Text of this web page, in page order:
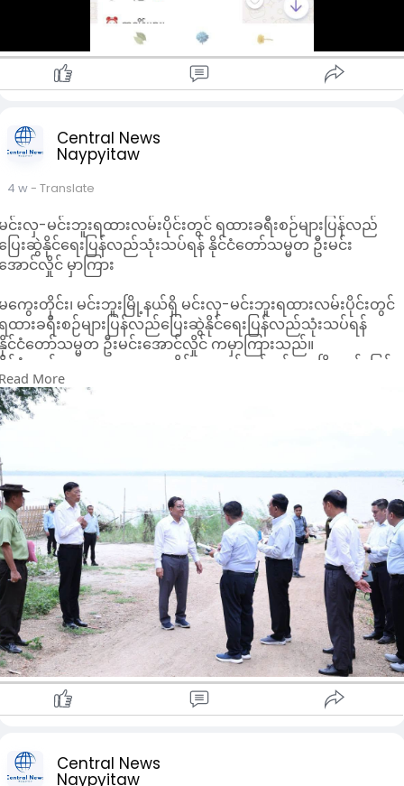
Central News
Naypyitaw
4 w- Translate
င်းလှ-မင်းဘူးရထားလမ်းပိုင်းတွင် ရထားခရီးစဉ်များပြန်လည်
ြေးဆွဲနိုင်ရေးပြန်လည်သုံးသပ်ရန် နိုင်ငံတော်သမ္မတ ဦးမင်း
ောင်လှိုင် မှာကြား
ကွေးတိုင်း၊ မင်းဘူးမြို့နယ်ရှိ မင်းလှ-မင်းဘူးရထားလမ်းပိုင်းတွင်
ထားခရီးစဉ်များပြန်လည်ပြေးဆွဲနိုင်ရေးပြန်လည်သုံးသပ်ရန်
င်ငံတော်သမ္မတ ဦးမင်းအောင်လှိုင် ကမှာကြားသည်။
င်ငံတော်သမ္မတက ယနေ့ ဇူလိုင် ၁၃ ရက်တွင် မင်းဘူးမြို့နယ်၊ မြန်
ာ့မီးရထားဘူတာရှိ မင်းလှ-မင်းဘူး ရ ထားလမ်းပိုင်းအားကြည့်ရှု
စ်ဆေးစဥ် တာဝန်ရှိသူများအား မှာကြားခဲ့ခြင်းဖြစ်သည်။
ေသခံများ ခရီးသွားလာမှုနှင့် ကုန်စည်ပို့ဆောင်မှုများ ပိုမိုအဆင်ပြေ
ြန်လည်သုံးသပ်ဆောင်ရွက်ရန် မှာကြားခဲ့သည်။
နောက် နိုင်ငံတော်သမ္မတသည် မင်းဘူးမြို့၊ ကမ်းနားလမ်း
ြန်လည်ထိန်းသိမ်းဖောက်လုပ်မည့်နေရာ၌ ကမ်း နားလမ်း
စ်လျှောက်လိုအပ်သည့် မြစ်ကမ်းပါးထိန်းနံရံများနှင့် တံတားများ
ြန်လည်ပြုပြင်တည်ဆောက်ထိန်းသိမ်းရန်၊ ကမ်းနားလမ်းကို
နစ်တကျပြန်လည် ဖောက်လုပ်ရန်နှင့် ကမ်းနားလူနေရပ်ကွက်များ
နစ်တ ကျဖြစ်စေရေး Town Plan ဖြင့်စနစ်တကျသုံးသပ်
ောင်ရွက်ရန် မှာကြားခဲ့သည်။
More
Central News
Naypyitaw